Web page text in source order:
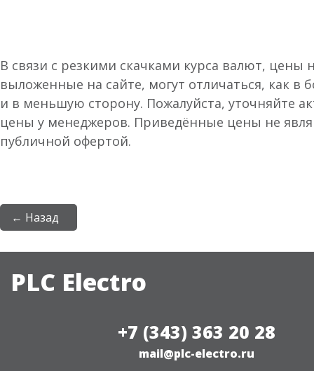
В связи с резкими скачками курса валют, цены
выложенные на сайте, могут отличаться, как в
и в меньшую сторону. Пожалуйста, уточняйте
цены у менеджеров. Приведённые цены не
публичной офертой.
← Назад
PLC Electro
+7 (343) 363 20 28
mail@plc-electro.ru